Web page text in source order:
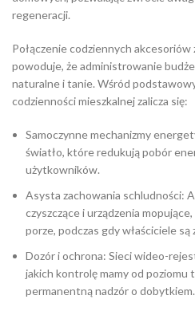
regeneracji.
Połączenie codziennych akcesoriów
powoduje, że administrowanie
naturalne i tanie. Wśród
codzienności mieszkalnej zalicza się:
Samoczynne mechanizmy
światło, które redukują pobór
użytkowników.
Asysta zachowania schludności:
czyszczące i urządzenia
porze, podczas gdy właściciele są
Dozór i ochrona: Sieci wideo-
jakich kontrolę mamy od poziomu
permanentną nadzór o dobytkiem.